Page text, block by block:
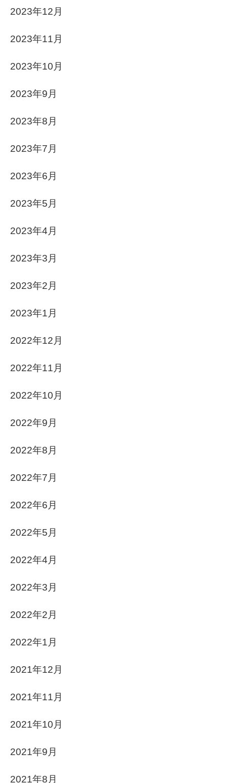
2023年12月
2023年11月
2023年10月
2023年9月
2023年8月
2023年7月
2023年6月
2023年5月
2023年4月
2023年3月
2023年2月
2023年1月
2022年12月
2022年11月
2022年10月
2022年9月
2022年8月
2022年7月
2022年6月
2022年5月
2022年4月
2022年3月
2022年2月
2022年1月
2021年12月
2021年11月
2021年10月
2021年9月
2021年8月